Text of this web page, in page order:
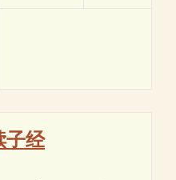
子经